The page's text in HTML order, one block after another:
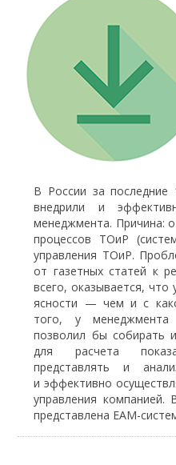
В России за
внедрили и
менеджмента. Причина:
процессов ТОиР
управления ТОиР.
от газетных статей к
всего, оказывается, что
ясности — чем и с
того, у менеджмента
позволил бы собирать
для расчета
представлять и
и эффективно
управления компанией.
представлена EAM-